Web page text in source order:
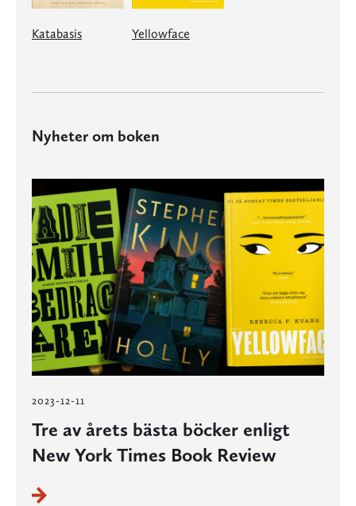
Katabasis Yellowface
Nyheter om boken
2023-12-11
Tre av årets bästa böcker enligt
New York Times Book Review